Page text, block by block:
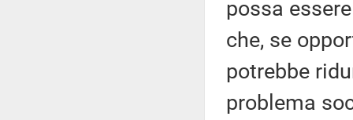
possa
che, se
potrebbe
problema